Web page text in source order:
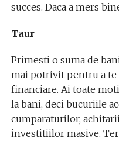
succes. Daca a mers
Taur
Primesti o suma de
mai potrivit pentru a
financiare. Ai toate
la bani, deci bucuriile
cumparaturilor,
investitiilor masive.